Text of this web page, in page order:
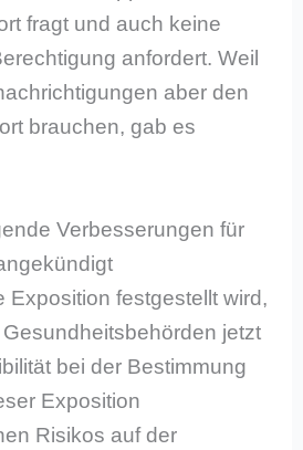
fragt und auch keine
anfordert. Weil
aber den
brauchen, gab es
Verbesserungen für
Exposition festgestellt wird,
jetzt
bei der Bestimmung
Exposition
Risikos auf der